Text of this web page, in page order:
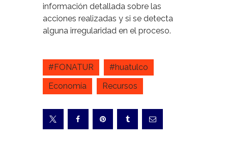
información detallada sobre las
acciones realizadas y si se detecta
alguna irregularidad en el proceso.
#FONATUR
#huatulco
Economía
Recursos